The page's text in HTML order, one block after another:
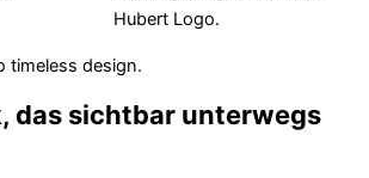
timeless design.
das sichtbar unterwegs